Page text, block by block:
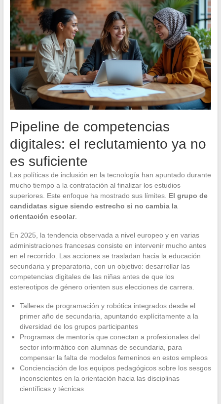
Pipeline de competencias
digitales: el reclutamiento ya no
es suficiente
Las políticas de inclusión en la tecnología han apuntado durante
mucho tiempo a la contratación al finalizar los estudios
superiores. Este enfoque ha mostrado sus límites. El grupo de
candidatas sigue siendo estrecho si no cambia la
orientación escolar.
En 2025, la tendencia observada a nivel europeo y en varias
administraciones francesas consiste en intervenir mucho antes
en el recorrido. Las acciones se trasladan hacia la educación
secundaria y preparatoria, con un objetivo: desarrollar las
competencias digitales de las niñas antes de que los
estereotipos de género orienten sus elecciones de carrera.
Talleres de programación y robótica integrados desde el
primer año de secundaria, apuntando explícitamente a la
diversidad de los grupos participantes
Programas de mentoría que conectan a profesionales del
sector informático con alumnas de secundaria, para
compensar la falta de modelos femeninos en estos empleos
Concienciación de los equipos pedagógicos sobre los sesgos
inconscientes en la orientación hacia las disciplinas
científicas y técnicas